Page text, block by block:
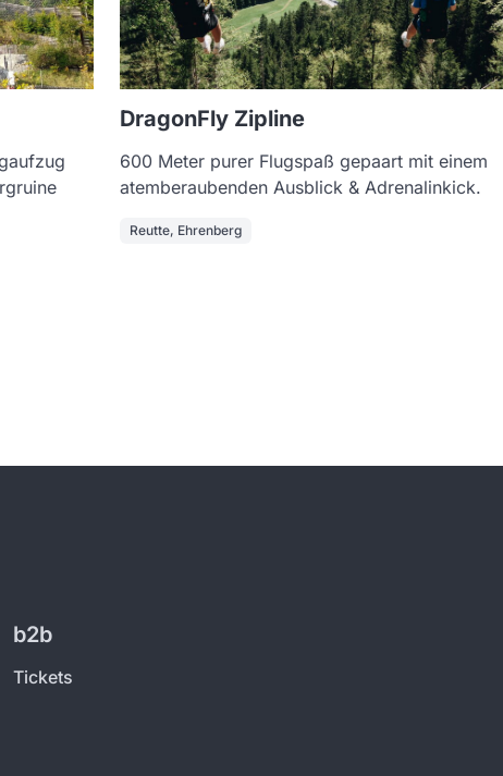
DragonFly Zipline
600 Meter purer Flugspaß gepaart mit einem
atemberaubenden Ausblick & Adrenalinkick.
Reutte, Ehrenberg
b2b
Tickets